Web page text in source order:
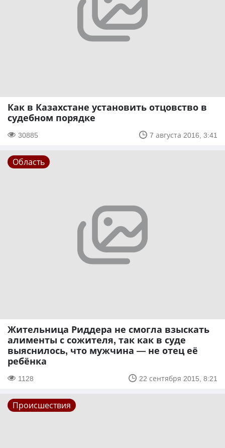
Как в Казахстане установить отцовство в
судебном порядке
30885 7 августа 2016, 3:41
Область
Жительница Риддера не смогла взыскать
алименты с сожителя, так как в суде
выяснилось, что мужчина — не отец её
ребёнка
1128 22 сентября 2015, 8:21
Происшествия